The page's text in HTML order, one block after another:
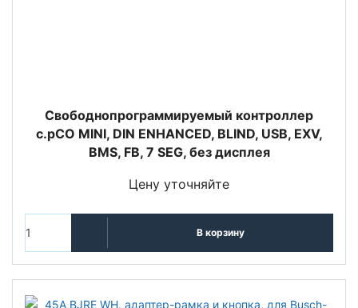
Свободнопрограммируемый контроллер
c.pCO MINI, DIN ENHANCED, BLIND, USB, EXV,
BMS, FB, 7 SEG, без дисплея
Цену уточняйте
В корзину